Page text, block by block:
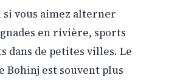
si vous aimez alterner
en rivière, sports
dans de petites villes. Le
Bohinj est souvent plus